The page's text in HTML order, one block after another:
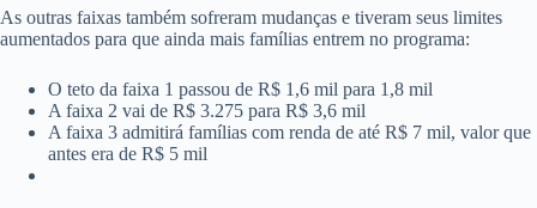
As outras faixas também sofreram mudanças e tiveram seus limites
aumentados para que ainda mais famílias entrem no programa:
O teto da faixa 1 passou de R$ 1,6 mil para 1,8 mil
A faixa 2 vai de R$ 3.275 para R$ 3,6 mil
A faixa 3 admitirá famílias com renda de até R$ 7 mil, valor que
antes era de R$ 5 mil